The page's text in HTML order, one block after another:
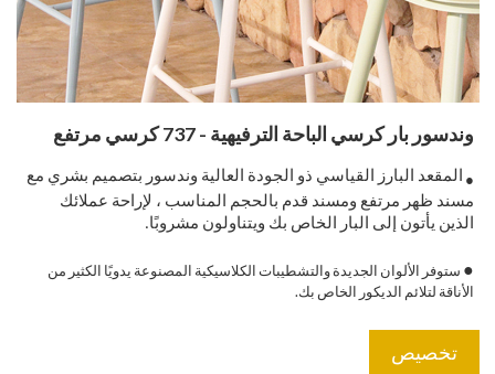
وندسور بار كرسي الباحة الترفيهية - 737 كرسي مرتفع
● المقعد البارز القياسي ذو الجودة العالية وندسور بتصميم بشري مع
مسند ظهر مرتفع ومسند قدم بالحجم المناسب ، لإراحة عملائك
الذين يأتون إلى البار الخاص بك ويتناولون مشروبًا.
● ستوفر الألوان الجديدة والتشطيبات الكلاسيكية المصنوعة يدويًا الكثير من
الأناقة لتلائم الديكور الخاص بك.
تخصيص